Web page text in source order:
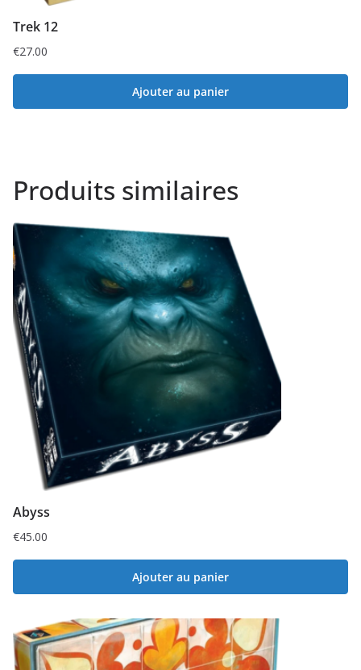
Trek 12
€27.00
Ajouter au panier
Produits similaires
Abyss
€45.00
Ajouter au panier